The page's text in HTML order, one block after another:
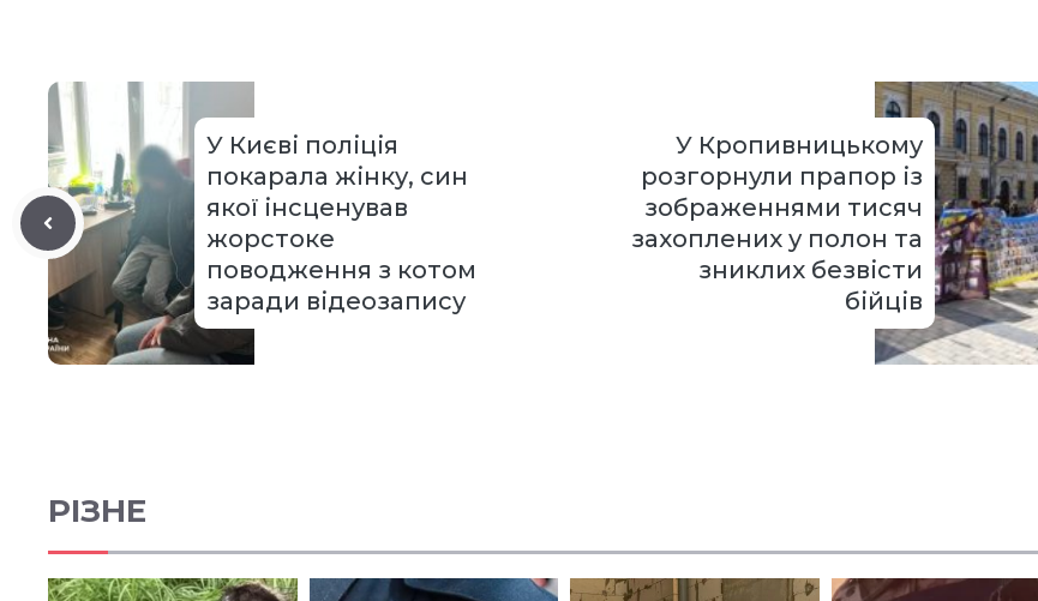
У Києві поліція
покарала жінку, син
якої інсценував
жорстоке
поводження з котом
заради відеозапису
У Кропивницькому
розгорнули прапор із
зображеннями тисяч
захоплених у полон та
зниклих безвісти
бійців
РІЗНЕ